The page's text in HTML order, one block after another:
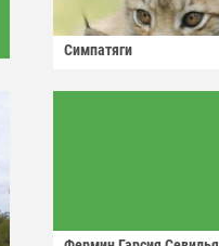
Симпатяги